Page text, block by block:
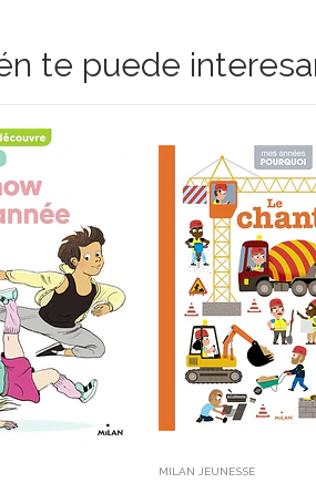
te puede
MILAN JEUNESSE